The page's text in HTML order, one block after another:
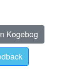
Kogebog